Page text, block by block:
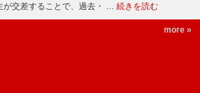
交差することで、過去・ … 続きを読む
more »